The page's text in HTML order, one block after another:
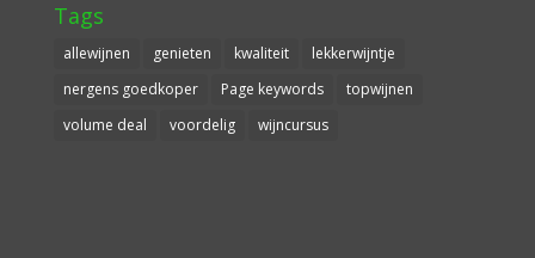
Tags
allewijnen genieten kwaliteit
lekkerwijntje
nergens goedkoper
Page keywords
topwijnen
volume deal
voordelig wijncursus